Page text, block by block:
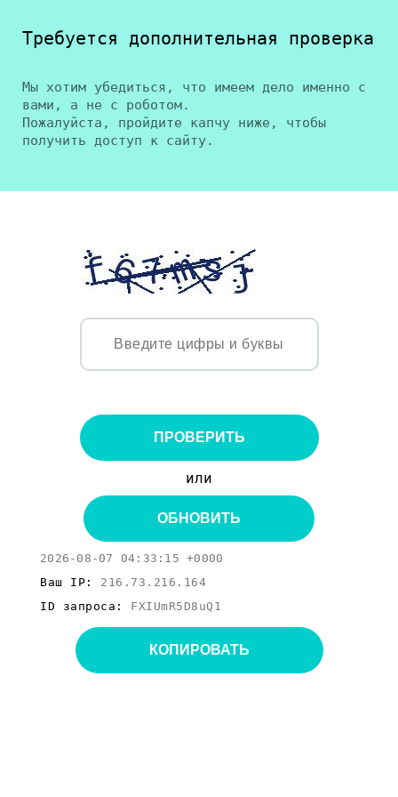
Требуется дополнительная проверка
Мы хотим убедиться, что имеем дело именно с
вами, а не с роботом.
Пожалуйста, пройдите капчу ниже, чтобы
получить доступ к сайту.
ПРОВЕРИТЬ
или
ОБНОВИТЬ
2026-08-07 04:33:15 +0000
Ваш IP: 216.73.216.164
ID запроса: FXIUmR5D8uQ1
КОПИРОВАТЬ